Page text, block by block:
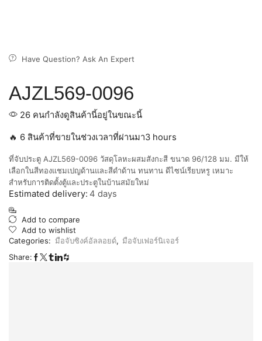
Have Question? Ask An Expert
AJZL569-0096
26 คนกำลังดูสินค้านี้อยู่ในขณะนี้
🔥 6 สินค้าที่ขายในช่วงเวลาที่ผ่านมา3 hours
ที่จับประตู AJZL569-0096 วัสดุโลหะผสมสังกะสี ขนาด 96/128 มม. มีให้
เลือกในสีทองแชมเปญด้านและสีดำด้าน ทนทาน ดีไซน์เรียบหรู เหมาะ
สำหรับการติดตั้งตู้และประตูในบ้านสมัยใหม่
Estimated delivery: 4 days
Add to compare
Add to wishlist
Categories: มือจับซิงค์อัลลอยด์, มือจับเฟอร์นิเจอร์
Share: